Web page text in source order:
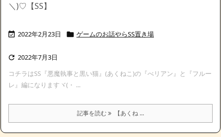
＼)♡【SS】
 2022年2月23日  ゲームのお話やらSS置き場
 2022年7月3日
コチラはSS『悪魔執事と黒い猫』(あくねこ)の『べリアン』と『フルー
レ』編になりますヾ(・ ...
記事を読む 【あくね ...